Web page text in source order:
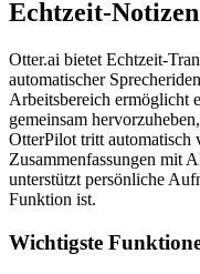
Echtzeit-Notizen
Otter.ai bietet Echtzeit-
automatischer
Arbeitsbereich ermöglicht
gemeinsam
OtterPilot tritt automatisch
Zusammenfassungen mit
unterstützt persönliche
Funktion ist.
Wichtigste